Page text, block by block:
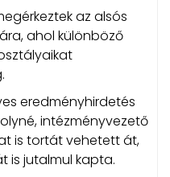
az alsós
ahol különböző
eredményhirdetés
intézményvezető
is tortát vehetett át,
is jutalmul kapta.